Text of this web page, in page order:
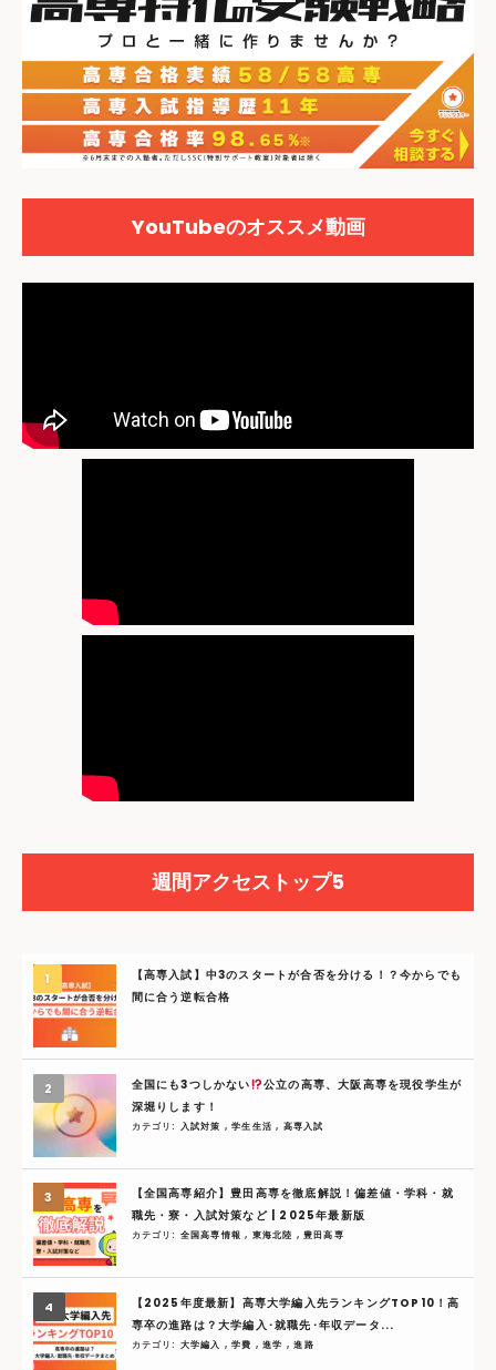
YouTubeのオススメ動画
週間アクセストップ5
【高専入試】中3のスタートが合否を分ける！？今からでも
間に合う逆転合格
全国にも3つしかない
公立の高専、大阪高専を現役学生が
深堀りします！
カテゴリ: 入試対策 ,学生生活, 高専入試
【全国高専紹介】豊田高専を徹底解説！偏差値・学科・就
職先・寮・入試対策など | 2025年最新版
カテゴリ: 全国高専情報, 東海北陸 ,豊田高専
【2025年度最新】高専大学編入先ランキングTOP10！高
専卒の進路は？大学編入･就職先･年収データ...
カテゴリ: 大学編入 ,学費 ,進学 ,進路